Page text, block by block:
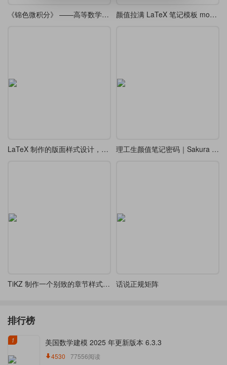
《锦色微积分》 ——高等数学课堂笔记·炫彩版 颜值拉满 LaTeX 笔记模板 modernclassnotes，7 种主题随心切换
LaTeX 制作的版面样式设计，漂亮的 tcolorbox 盒子 理工生颜值笔记密码｜Sakura Notes 双模式 LaTeX 模板
TiKZ 制作一个别致的章节样式 chap 7 话说正规矩阵
排行榜
1 美国数学建模 2025 年更新版本 6.3.3
4530 77556阅读